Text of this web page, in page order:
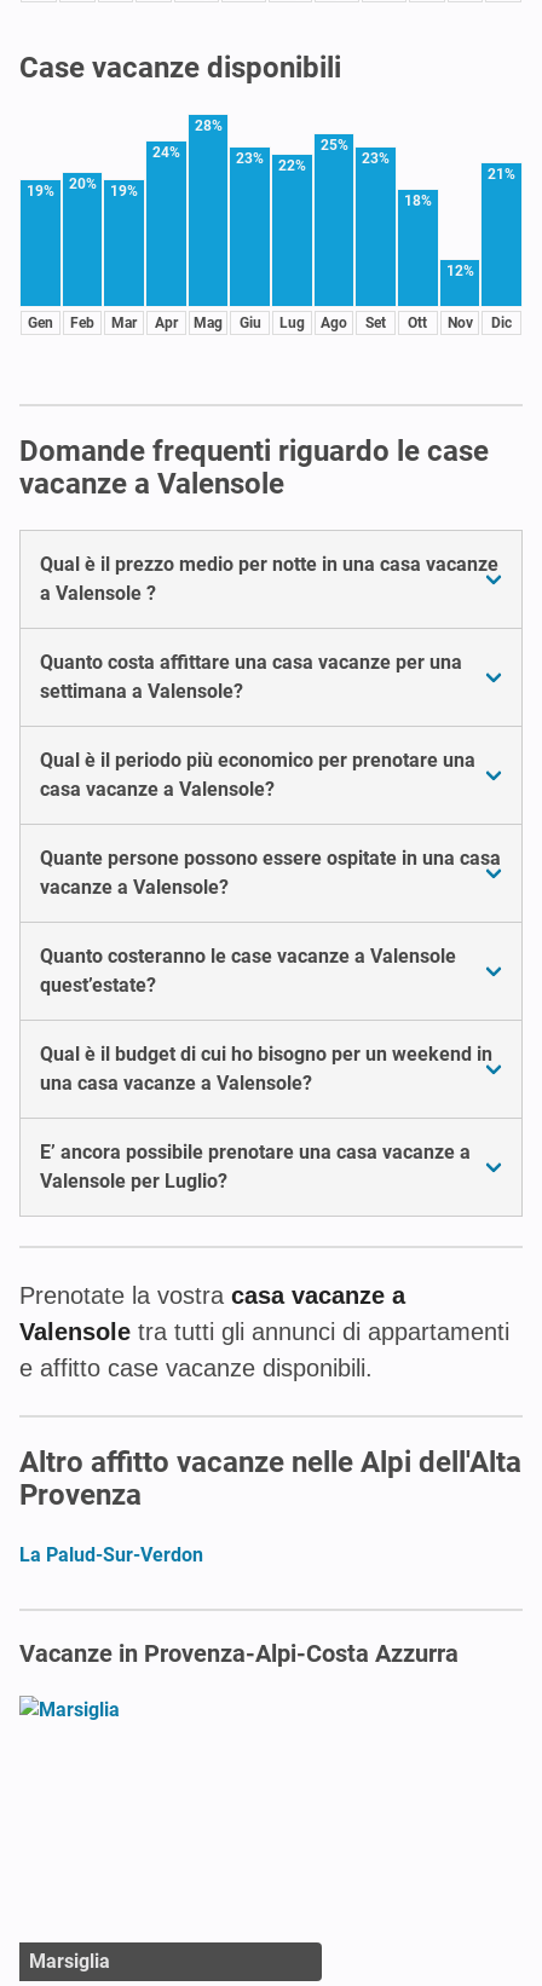
Case vacanze disponibili
19%
Gen
20%
Feb
19%
Mar
24%
Apr
28%
Mag
23%
Giu
22%
Lug
25%
Ago
23%
Set
18%
Ott
12%
Nov
21%
Dic
Domande frequenti riguardo le case
vacanze a Valensole
Qual è il prezzo medio per notte in una casa vacanze
a Valensole ?
Quanto costa affittare una casa vacanze per una
settimana a Valensole?
Qual è il periodo più economico per prenotare una
casa vacanze a Valensole?
Quante persone possono essere ospitate in una casa
vacanze a Valensole?
Quanto costeranno le case vacanze a Valensole
quest’estate?
Qual è il budget di cui ho bisogno per un weekend in
una casa vacanze a Valensole?
E’ ancora possibile prenotare una casa vacanze a
Valensole per Luglio?
Prenotate la vostra casa vacanze a
Valensole tra tutti gli annunci di appartamenti
e affitto case vacanze disponibili.
Altro affitto vacanze nelle Alpi dell'Alta
Provenza
La Palud-Sur-Verdon
Vacanze in Provenza-Alpi-Costa Azzurra
Marsiglia